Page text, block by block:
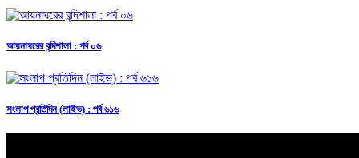
আয়নাঘরের বন্দিশালা : পর্ব ০৬
সংলাপ প্রতিদিন (লাইভ) : পর্ব ৬১৬